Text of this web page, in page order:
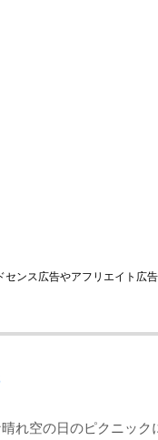
センス広告やアフリエイト広
れ空の日のピクニック